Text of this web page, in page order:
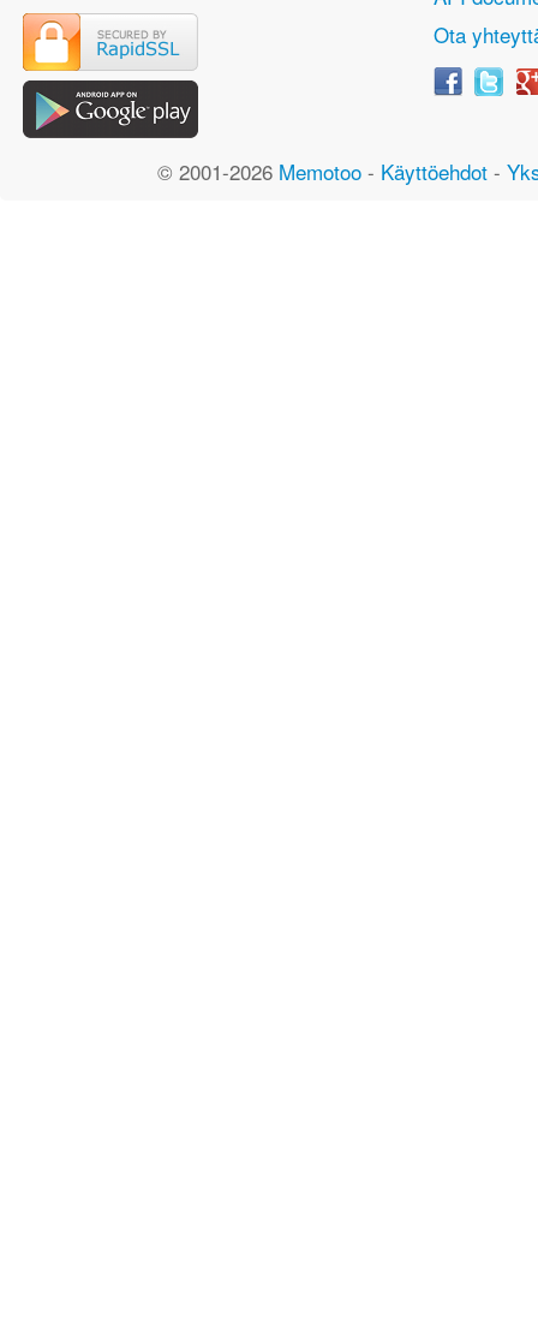
Ota
© 2001-2026 Memotoo - Käyttöehdot -